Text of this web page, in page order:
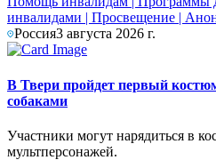
инвалидами | Просвещение |
Россия3 августа 2026 г.
В Твери пройдет первый
собаками
Участники могут нарядиться в
мультперсонажей.